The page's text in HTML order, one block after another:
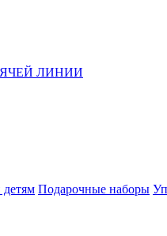
ЛИНИИ
Подарочные наборы